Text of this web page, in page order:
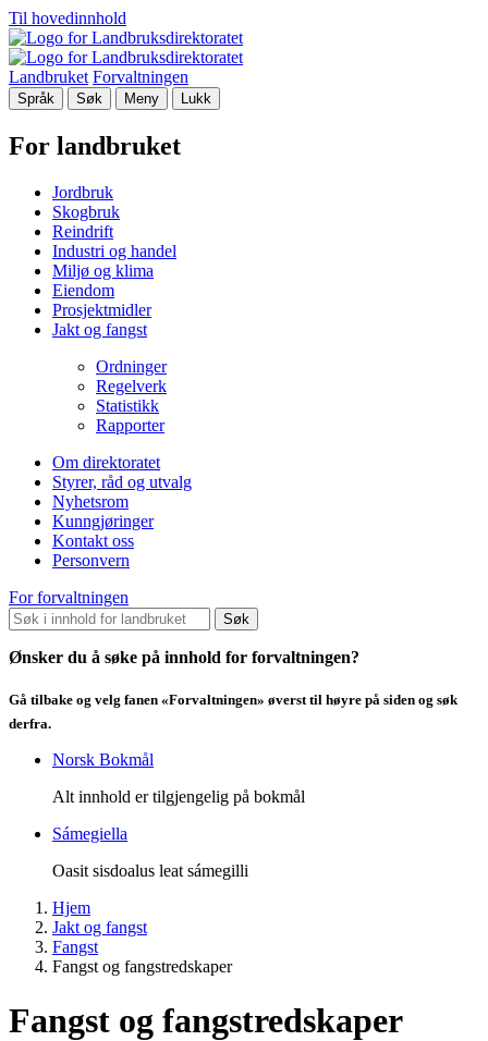
Til hovedinnhold
Landbruket Forvaltningen
Språk Søk Meny Lukk
For landbruket
Jordbruk
Skogbruk
Reindrift
Industri og handel
Miljø og klima
Eiendom
Prosjektmidler
Jakt og fangst
Ordninger
Regelverk
Statistikk
Rapporter
Om direktoratet
Styrer, råd og utvalg
Nyhetsrom
Kunngjøringer
Kontakt oss
Personvern
For forvaltningen
Søk
Ønsker du å søke på innhold for forvaltningen?
Gå tilbake og velg fanen «Forvaltningen» øverst til høyre på siden og søk
derfra.
Norsk Bokmål
Alt innhold er tilgjengelig på bokmål
Sámegiella
Oasit sisdoalus leat sámegilli
Hjem
Jakt og fangst
Fangst
Fangst og fangstredskaper
Fangst og fangstredskaper